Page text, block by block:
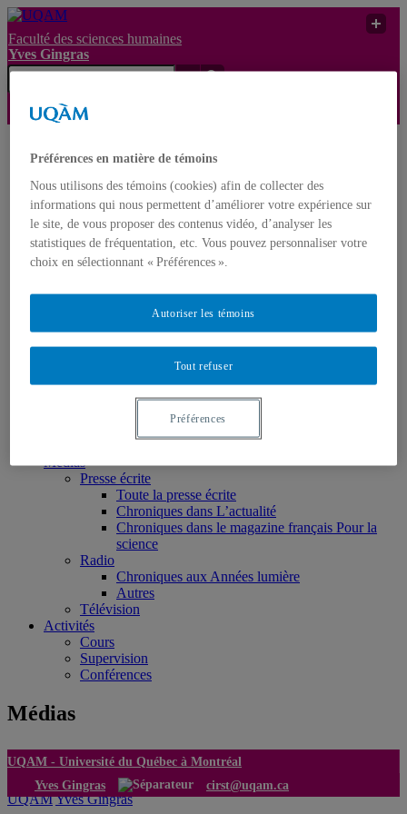
Faculté des sciences humaines
Yves Gingras
UQAM Yves Gingras
Gingras
FrançaisEnglish
Accueil
Biographie
Distinctions et prix
Nominations
Publications
Ouvrages édités
Articles scientifiques
Médias
Presse écrite
Toute la presse écrite
Chroniques dans L’actualité
Chroniques dans le magazine français Pour la
science
Radio
Chroniques aux Années lumière
Autres
Télévision
Activités
Cours
Supervision
Conférences
Médias
UQAM - Université du Québec à Montréal
Yves Gingras
cirst@uqam.ca
UQAMYves Gingras
Préférences en matière de témoins
Nous utilisons des témoins (cookies) afin de collecter des
informations qui nous permettent d’améliorer votre expérience sur
le site, de vous proposer des contenus vidéo, d’analyser les
statistiques de fréquentation, etc. Vous pouvez personnaliser votre
choix en sélectionnant « Préférences ».
Tout refuser
Autoriser les témoins
Préférences